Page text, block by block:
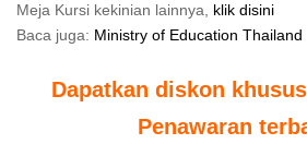
Meja Kursi kekinian lainnya, klik disini
Baca juga: Ministry of Education Thailand
Dapatkan diskon
Penawaran